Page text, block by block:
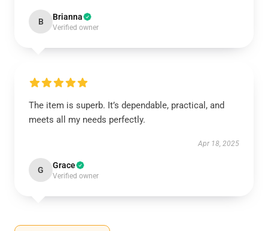
B Brianna
Verified owner
The item is superb. It’s dependable, practical, and
meets all my needs perfectly.
Apr 18, 2025
G Grace
Verified owner